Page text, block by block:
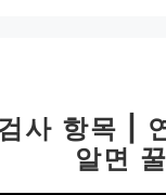
사 항목 |
알면